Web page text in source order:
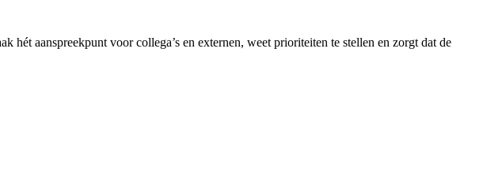
aanspreekpunt voor collega’s en externen, weet prioriteiten te stellen en zorgt dat de